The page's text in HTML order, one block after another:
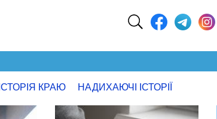
ІСТОРІЯ КРАЮ НАДИХАЮЧІ ІСТОРІЇ